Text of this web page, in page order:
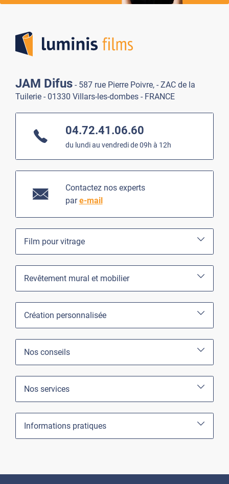
JAM Difus - 587 rue Pierre Poivre, - ZAC de la
Tuilerie - 01330 Villars-les-dombes - FRANCE
04.72.41.06.60
du lundi au vendredi de 09h à 12h
Contactez nos experts
pare-mail
Film pour vitrage
Revêtement mural et mobilier
Création personnalisée
Nos conseils
Nos services
Informations pratiques